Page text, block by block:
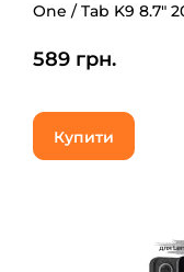
One / Tab K9 8.7"
589 грн.
Купити